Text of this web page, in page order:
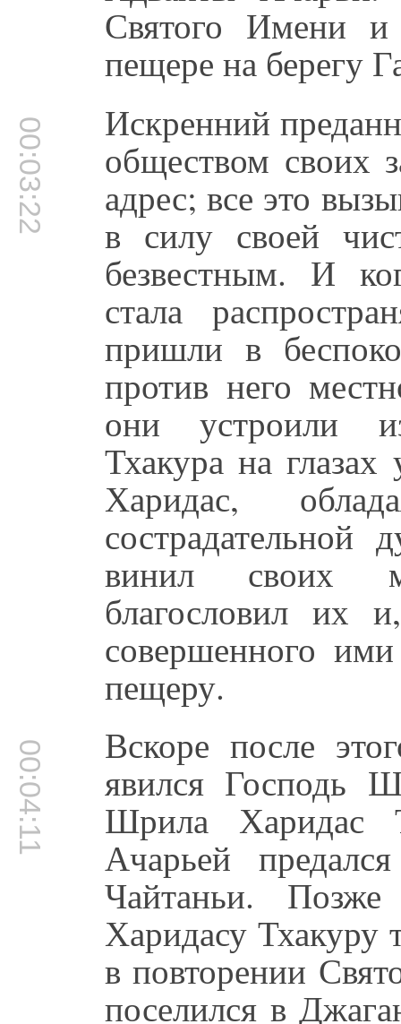
Святого Имени
пещере на берегу
00:03:22 Искренний
обществом своих
адрес; все это
в силу своей
безвестным. И
стала
пришли в
против него
они устроили
Тхакура на
Харидас,
винил своих
благословил их
совершенного
пещеру.
00:04:11 Вскоре после
явился Господь
Шрила Харидас
Ачарьей
Чайтаньи.
Харидасу Тхакуру
в повторении
поселился в